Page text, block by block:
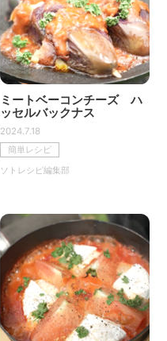
ミートベーコンチーズ ハ
ッセルバックナス
2024.7.18
簡単レシピ
ソトレシピ編集部